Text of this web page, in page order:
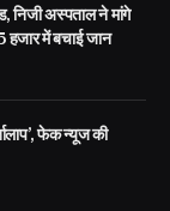
निजी अस्पताल ने मांगे
में बचाई जान
फेक न्यूज की